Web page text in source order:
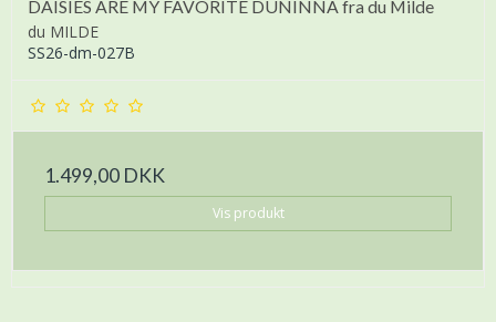
DAISIES ARE MY FAVORITE DUNINNA fra du Milde
du MILDE
SS26-dm-027B
1.499,00 DKK
Vis produkt